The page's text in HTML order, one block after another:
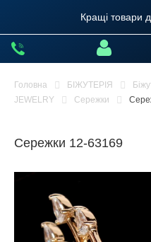
Кращі товари
Головна БІЖУТЕРІЯ
JEWELRY
Сережки
Сережки 12-63169